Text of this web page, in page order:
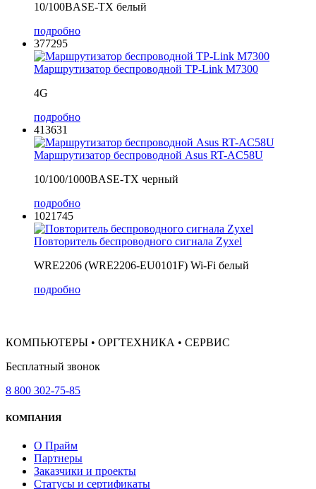
10/100BASE-TX белый
подробно
377295
Маршрутизатор беспроводной TP-Link M7300
4G
подробно
413631
Маршрутизатор беспроводной Asus RT-AC58U
10/100/1000BASE-TX черный
подробно
1021745
Повторитель беспроводного сигнала Zyxel
WRE2206 (WRE2206-EU0101F) Wi-Fi белый
подробно
КОМПЬЮТЕРЫ • ОРГТЕХНИКА • СЕРВИС
Бесплатный звонок
8 800 302-75-85
КОМПАНИЯ
О Прайм
Партнеры
Заказчики и проекты
Статусы и сертификаты